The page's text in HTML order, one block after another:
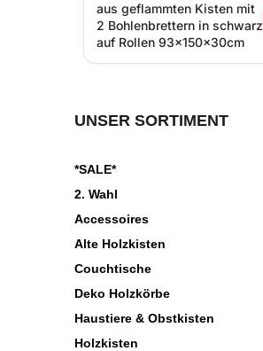
aus geflammten Kisten mit
2 Bohlenbrettern in schwarz
auf Rollen 93x150x30cm
UNSER SORTIMENT
*SALE*
2. Wahl
Accessoires
Alte Holzkisten
Couchtische
Deko Holzkörbe
Haustiere & Obstkisten
Holzkisten